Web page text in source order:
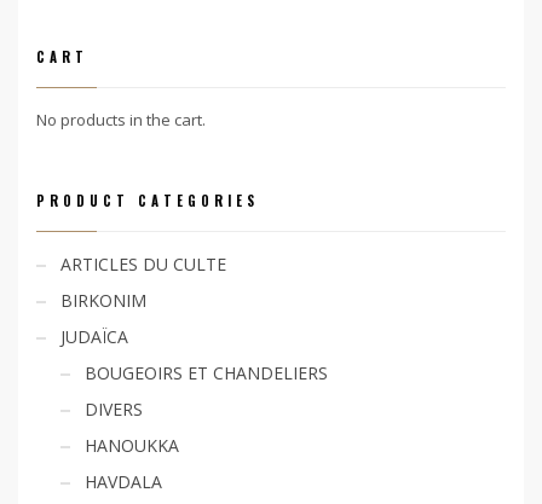
CART
No products in the cart.
PRODUCT CATEGORIES
ARTICLES DU CULTE
BIRKONIM
JUDAÏCA
BOUGEOIRS ET CHANDELIERS
DIVERS
HANOUKKA
HAVDALA